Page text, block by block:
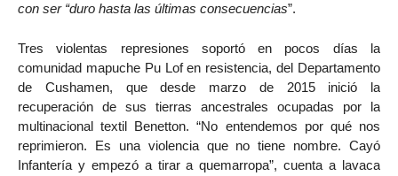
con ser “duro hasta las últimas consecuencias”.
Tres violentas represiones soportó en pocos días la
comunidad mapuche Pu Lof en resistencia, del Departamento
de Cushamen, que desde marzo de 2015 inició la
recuperación de sus tierras ancestrales ocupadas por la
multinacional textil Benetton. “No entendemos por qué nos
reprimieron. Es una violencia que no tiene nombre. Cayó
Infantería y empezó a tirar a quemarropa”, cuenta a lavaca